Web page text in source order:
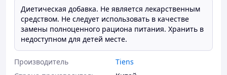
Диетическая добавка. Не является лекарственным
средством. Не следует использовать в качестве
замены полноценного рациона питания. Хранить в
недоступном для детей месте.
Производитель
Tiens